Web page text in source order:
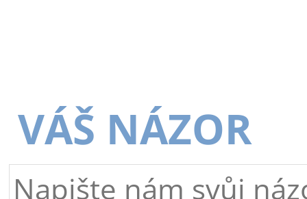
VÁŠ NÁZOR